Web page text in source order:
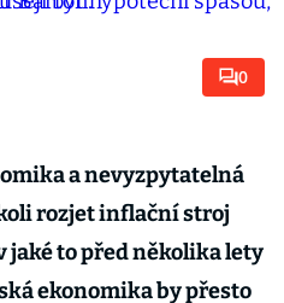
0
a nevyzpytatelná
rozjet inflační stroj
jaké to před několika lety
ekonomika by přesto